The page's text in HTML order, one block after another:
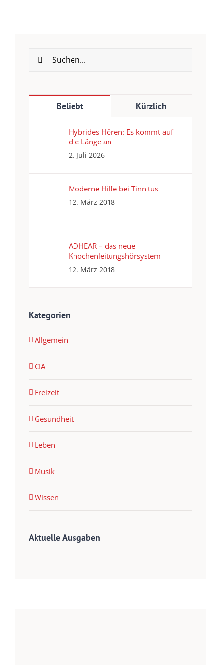
Suche
Beliebt Kürzlich
Hybrides Hören: Es kommt auf
die Länge an
2. Juli 2026
Moderne Hilfe bei Tinnitus
12. März 2018
ADHEAR – das neue
Knochenleitungshörsystem
12. März 2018
Kategorien
Allgemein
CIA
Freizeit
Gesundheit
Leben
Musik
Wissen
Aktuelle Ausgaben